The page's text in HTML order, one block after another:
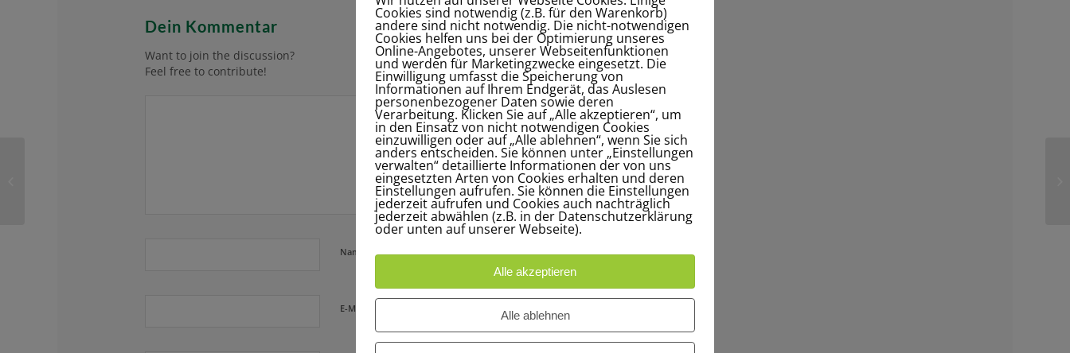
Dein Kommentar
Want to join the discussion?
Feel free to contribute!
Name
E-Mail-Adresse
Cookies sind notwendig (z.B. für den Warenkorb)
andere sind nicht notwendig. Die nicht-notwendigen
Cookies helfen uns bei der Optimierung unseres
Online-Angebotes, unserer Webseitenfunktionen
und werden für Marketingzwecke eingesetzt. Die
Einwilligung umfasst die Speicherung von
Informationen auf Ihrem Endgerät, das Auslesen
personenbezogener Daten sowie deren
Verarbeitung. Klicken Sie auf „Alle akzeptieren“, um
in den Einsatz von nicht notwendigen Cookies
einzuwilligen oder auf „Alle ablehnen“, wenn Sie sich
anders entscheiden. Sie können unter „Einstellungen
verwalten“ detaillierte Informationen der von uns
eingesetzten Arten von Cookies erhalten und deren
Einstellungen aufrufen. Sie können die Einstellungen
jederzeit aufrufen und Cookies auch nachträglich
jederzeit abwählen (z.B. in der Datenschutzerklärung
oder unten auf unserer Webseite).
Alle akzeptieren
Alle ablehnen